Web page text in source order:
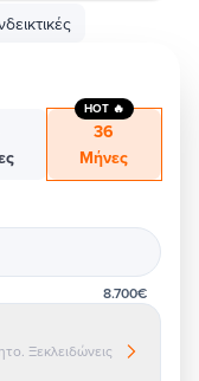
36
Μήνες
HOT 🔥
8.700€
Ξεκλειδώνεις